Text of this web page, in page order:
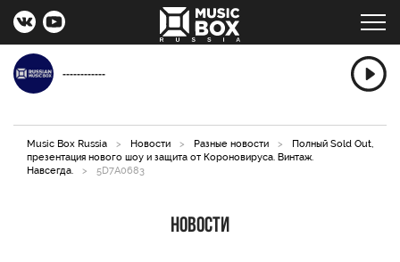
------------
Music Box Russia > Новости > Разные новости >
Полный Sold Out,
презентация нового шоу и защита от Короновируса. Винтаж.
Навсегда.
> 5D7A0683
Новости